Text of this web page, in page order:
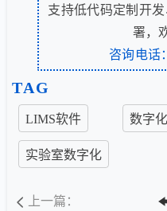
支持低代码定制开
署，
咨询电话
TAG
LIMS软件 数字
实验室数字化
上一篇：